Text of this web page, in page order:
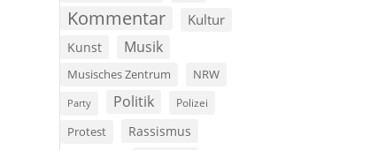
Kommentar Kultur
Kunst Musik
Musisches Zentrum NRW
Party Politik Polizei
Protest Rassismus